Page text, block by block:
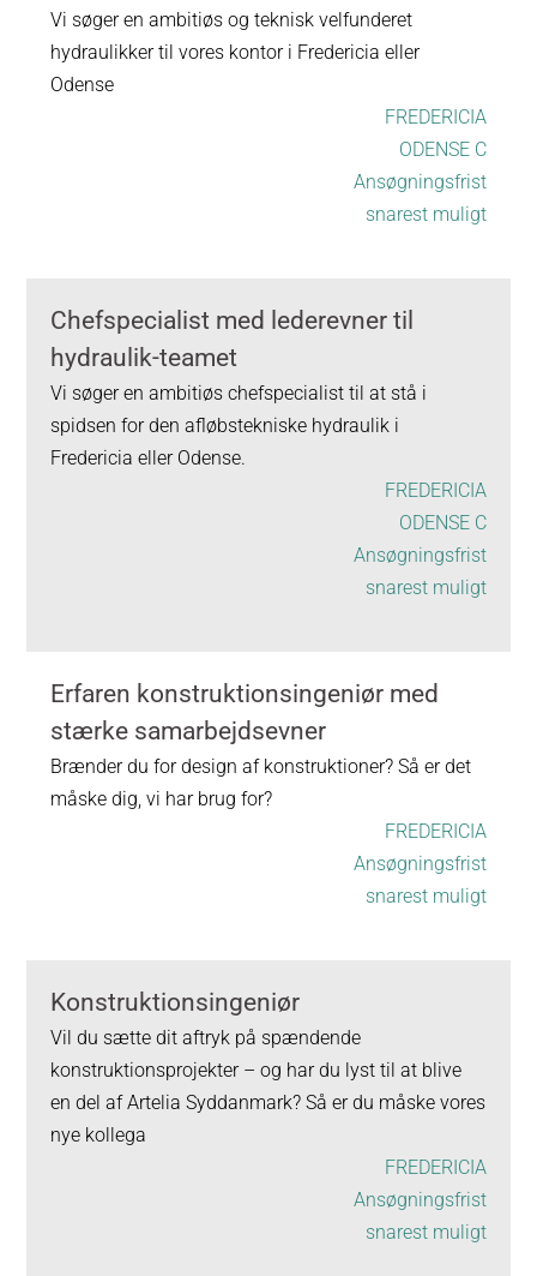
Vi søger en ambitiøs og teknisk velfunderet
hydraulikker til vores kontor i Fredericia eller
Odense
FREDERICIA
ODENSE C
Ansøgningsfrist
snarest muligt
Chefspecialist med lederevner til
hydraulik-teamet
Vi søger en ambitiøs chefspecialist til at stå i
spidsen for den afløbstekniske hydraulik i
Fredericia eller Odense.
FREDERICIA
ODENSE C
Ansøgningsfrist
snarest muligt
Erfaren konstruktionsingeniør med
stærke samarbejdsevner
Brænder du for design af konstruktioner? Så er det
måske dig, vi har brug for?
FREDERICIA
Ansøgningsfrist
snarest muligt
Konstruktionsingeniør
Vil du sætte dit aftryk på spændende
konstruktionsprojekter – og har du lyst til at blive
en del af Artelia Syddanmark? Så er du måske vores
nye kollega
FREDERICIA
Ansøgningsfrist
snarest muligt